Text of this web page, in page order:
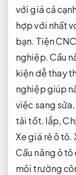
với giá cả
hợp với nhất
bạn. Tiện
nghiệp.Cầu
kiện dễ thay
nghiệp giúp
việc sang sửa,
tải tốt. lắp,
Xe giá rẻ ô tô.
Cầu nâng ô
môi trường